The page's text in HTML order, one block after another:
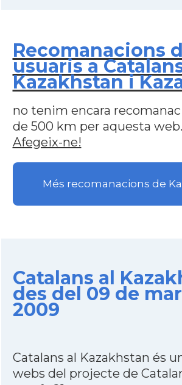
Recomanacions
usuaris a
Kazakhstan i
no tenim encara
de 500 km per aquesta web.
Afegeix-ne!
Més recomanacions de
Catalans al
des del 09 de
2009
Catalans al Kazakhstan és
webs del projecte de